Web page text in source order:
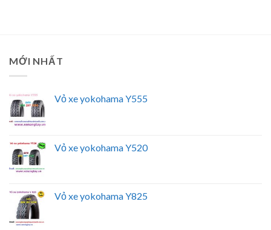
MỚI NHẤT
Vỏ xe yokohama Y555
Vỏ xe yokohama Y520
Vỏ xe yokohama Y825